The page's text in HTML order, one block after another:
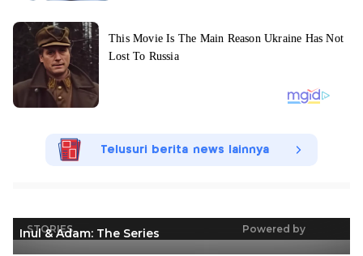
Telusuri berita news lainnya